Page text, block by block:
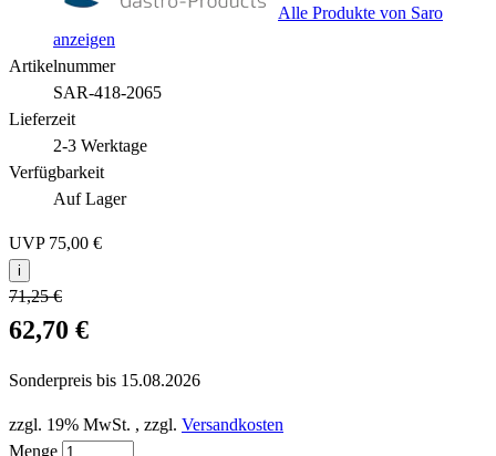
Alle Produkte von Saro
anzeigen
Artikelnummer
SAR-418-2065
Lieferzeit
2-3 Werktage
Verfügbarkeit
Auf Lager
UVP 75,00 €
i
71,25 €
62,70 €
Sonderpreis bis 15.08.2026
zzgl. 19% MwSt. , zzgl. Versandkosten
Menge